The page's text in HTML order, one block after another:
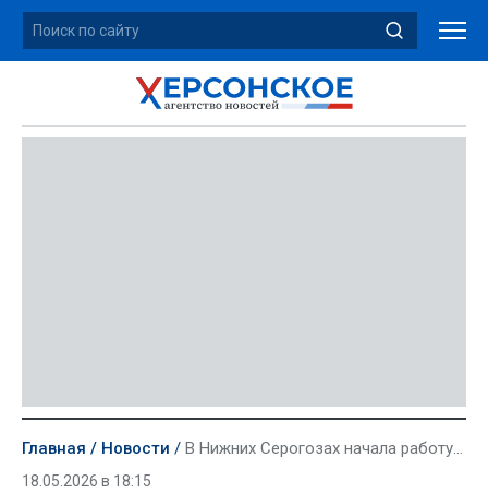
Главная Новости В Нижних Серогозах начала работу седьмая смена стоматологов из Адыгеи
18.05.2026 в 18:15